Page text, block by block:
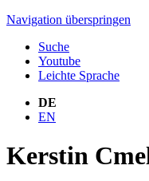
Navigation überspringen
Suche
Youtube
Leichte Sprache
DE
EN
Kerstin